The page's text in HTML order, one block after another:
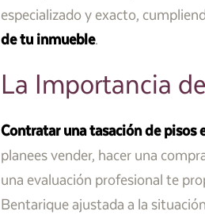
especializado y exacto,
de tu inmueble.
La Importancia
Contratar una tasación de pisos
planees vender, hacer una
una evaluación profesional te
Bentarique ajustada a la